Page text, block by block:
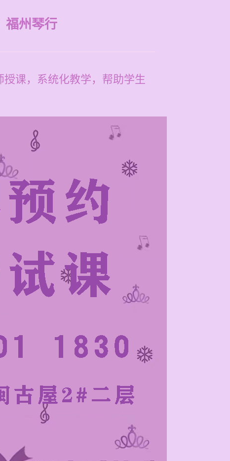
福州琴行
课，系统化教学，帮助学生